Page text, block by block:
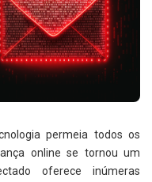
permeia todos os
online se tornou um
oferece inúmeras